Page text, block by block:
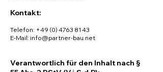
Kontakt:
Telefon: +49 (0) 4763 81 43
E-Mail: info@partner-bau.net
Verantwortlich für den Inhalt nach §